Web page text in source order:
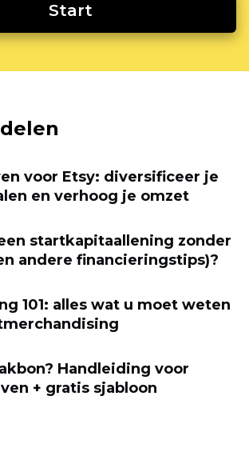
Start
voor Etsy: diversificeer je
en verhoog je omzet
startkapitaallening zonder
andere financieringstips)?
101: alles wat u moet weten
Handleiding voor
+ gratis sjabloon